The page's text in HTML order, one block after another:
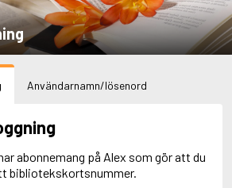
Användarnamn/lösenord
abonnemang på Alex som gör att du
bibliotekskortsnummer.